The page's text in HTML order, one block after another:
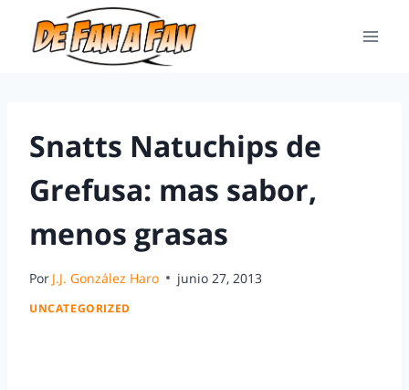
Snatts Natuchips de
Grefusa: mas sabor,
menos grasas
Por J.J. González Haro junio 27, 2013
UNCATEGORIZED